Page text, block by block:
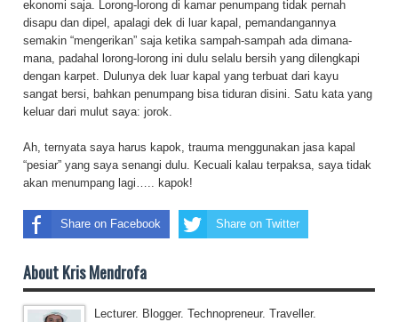
ekonomi saja. Lorong-lorong di kamar penumpang tidak pernah
disapu dan dipel, apalagi dek di luar kapal, pemandangannya
semakin “mengerikan” saja ketika sampah-sampah ada dimana-
mana, padahal lorong-lorong ini dulu selalu bersih yang dilengkapi
dengan karpet. Dulunya dek luar kapal yang terbuat dari kayu
sangat bersi, bahkan penumpang bisa tiduran disini. Satu kata yang
keluar dari mulut saya: jorok.
Ah, ternyata saya harus kapok, trauma menggunakan jasa kapal
“pesiar” yang saya senangi dulu. Kecuali kalau terpaksa, saya tidak
akan menumpang lagi….. kapok!
Share on Facebook Share on Twitter
About Kris Mendrofa
Lecturer. Blogger. Technopreneur. Traveller.